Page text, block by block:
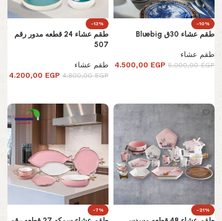
-10%
طقم عشاء 30ق Bluebig
طقم عشاء
5.000,00EGP
4.500,00 EGP
-13%
طقم عشاء 24 قطعه مدور رقم
507
طقم عشاء
4.800,00EGP
4.200,00 EGP
-21%
-7%